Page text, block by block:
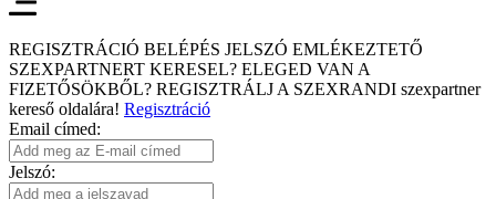
REGISZTRÁCIÓ BELÉPÉS JELSZÓ EMLÉKEZTETŐ
SZEXPARTNERT KERESEL? ELEGED VAN A
FIZETŐSÖKBŐL? REGISZTRÁLJ A SZEXRANDI szexpartner
kereső oldalára! Regisztráció
Email címed:
Jelszó: